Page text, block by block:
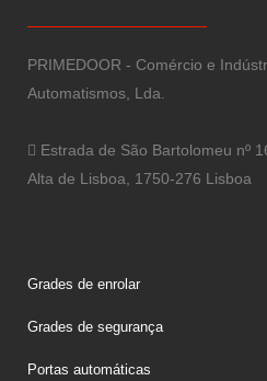
PRIMEDOOR - Comércio e
Automatismos, Lda.
Estrada de São Bartolomeu nº
Alta de Lisboa, 1750-276 Lisboa
Grades de enrolar
Grades de segurança
Portas automáticas